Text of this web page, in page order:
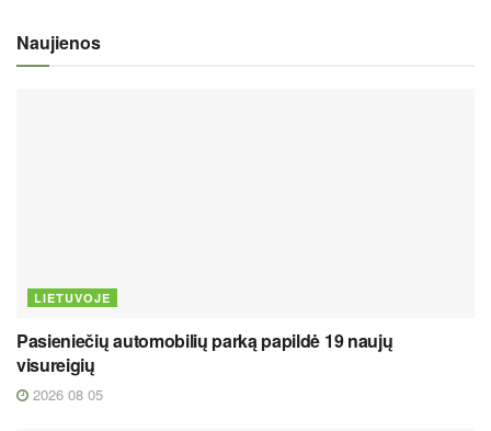
Naujienos
LIETUVOJE
Pasieniečių automobilių parką papildė 19 naujų
visureigių
2026 08 05